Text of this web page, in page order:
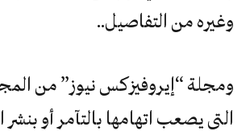
وغيره من التفاصيل..
ومجلة “إيروفيزكس نيوز” من
التي يصعب اتهامها بالتآمر أو